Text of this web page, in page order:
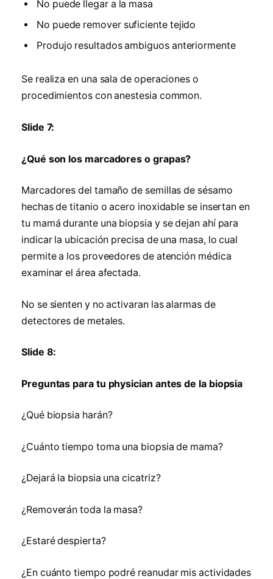
No puede llegar a la masa
No puede remover suficiente tejido
Produjo resultados ambiguos anteriormente
Se realiza en una sala de operaciones o
procedimientos con anestesia common.
Slide 7:
¿Qué son los marcadores o grapas?
Marcadores del tamaño de semillas de sésamo
hechas de titanio o acero inoxidable se insertan en
tu mamá durante una biopsia y se dejan ahí para
indicar la ubicación precisa de una masa, lo cual
permite a los proveedores de atención médica
examinar el área afectada.
No se sienten y no activaran las alarmas de
detectores de metales.
Slide 8:
Preguntas para tu physician antes de la biopsia
¿Qué biopsia harán?
¿Cuánto tiempo toma una biopsia de mama?
¿Dejará la biopsia una cicatriz?
¿Removerán toda la masa?
¿Estaré despierta?
¿En cuánto tiempo podré reanudar mis actividades